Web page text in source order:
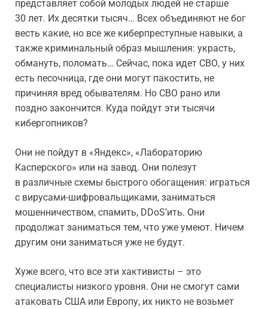
представляет собой молодых людей не старше
30 лет. Их десятки тысяч… Всех объединяют не бог
весть какие, но все же киберпреступные навыки, а
также криминальный образ мышления: украсть,
обмануть, поломать… Сейчас, пока идет СВО, у них
есть песочница, где они могут пакостить, не
причиняя вред обывателям. Но СВО рано или
поздно закончится. Куда пойдут эти тысячи
кибергопников?
Они не пойдут в «Яндекс», «Лабораторию
Касперского» или на завод. Они полезут
в различные схемы быстрого обогащения: играться
с вирусами-шифровальщиками, заниматься
мошенничеством, спамить, DDoS’ить. Они
продолжат заниматься тем, что уже умеют. Ничем
другим они заниматься уже не будут.
Хуже всего, что все эти хактивисты – это
специалисты низкого уровня. Они не смогут сами
атаковать США или Европу, их никто не возьмет